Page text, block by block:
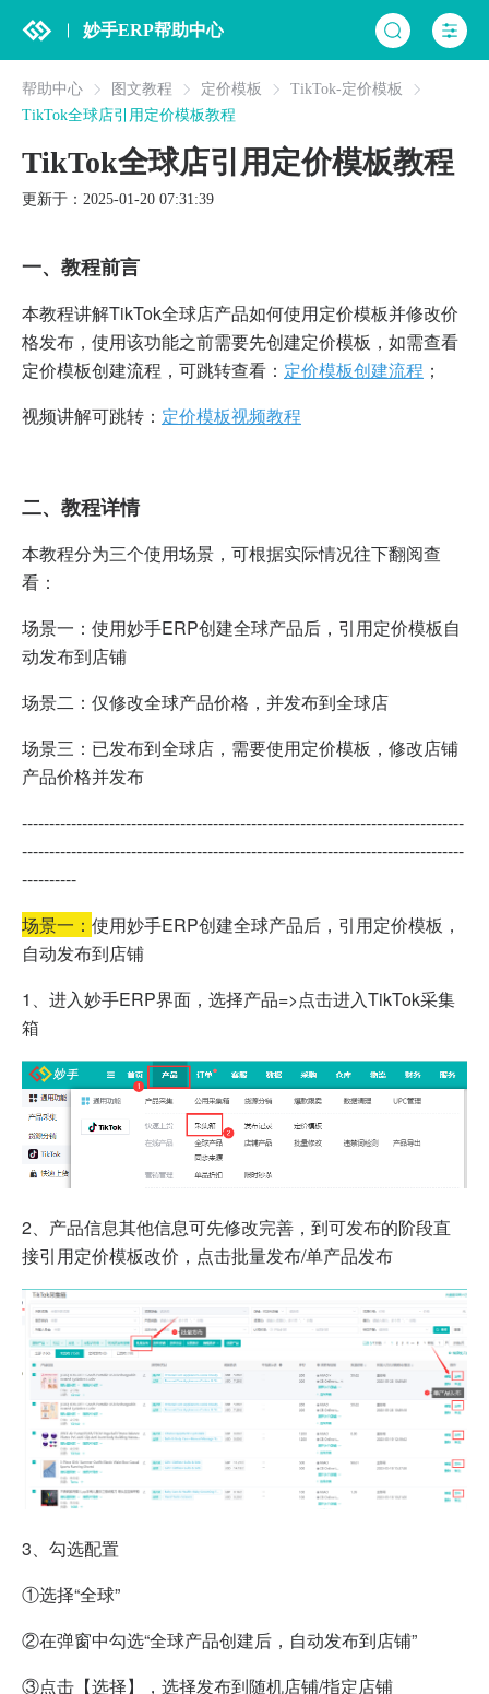
妙手ERP帮助中心
帮助中心 图文教程 定价模板
TikTok-定价模板
TikTok全球店引用定价模板教程
TikTok全球店引用定价模板教程
更新于：2025-01-20 07:31:39
一、 教程前言
本教程讲解TikTok全球店产品如何使用定价模板并修改价
格发布，使用该功能之前需要先创建定价模板，如需查看
定价模板创建流程，可跳转查看： 定价模板创建流程 ；
视频讲解可跳转： 定价模板视频教程
二、 教程详情
本教程分为三个使用场景，可根据实际情况往下翻阅查
看：
场景一：使用妙手ERP创建全球产品后，引用定价模板自
动发布到店铺
场景二：仅修改全球产品价格，并发布到全球店
场景三：已发布到全球店，需要使用定价模板，修改店铺
产品价格并发布
---------------------------------------------------------------------------------
---------------------------------------------------------------------------------
----------
场景一： 使用妙手ERP创建全球产品后，引用定价模板，
自动发布到店铺
1、 进入妙手ERP界面，选择产品=>点击进入TikTok采集
箱
2、 产品信息其他信息可先修改完善，到可发布的阶段直
接引用定价模板改价，点击批量发布/单产品发布
3、 勾选配置
①选择“全球”
②在弹窗中勾选“全球产品创建后，自动发布到店铺”
③点击【选择】，选择发布到随机店铺/指定店铺